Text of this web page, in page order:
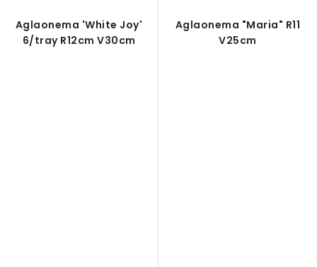
Aglaonema 'White Joy'
6/tray R12cm V30cm
Aglaonema "Maria" R11
V25cm